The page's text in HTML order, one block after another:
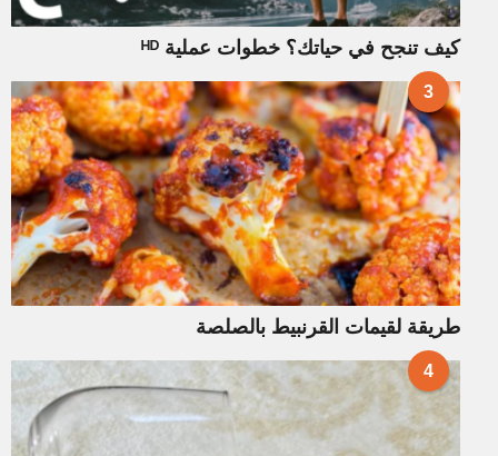
كيف تنجح في حياتك؟ خطوات عملية ᴴᴰ
3
طريقة لقيمات القرنبيط بالصلصة
4